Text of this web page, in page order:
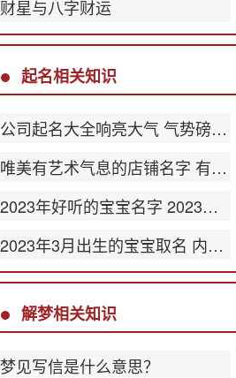
财星与八字财运
起名相关知识
公司起名大全响亮大气 气势磅礴公司名称
唯美有艺术气息的店铺名字 有韵味店名
2023年好听的宝宝名字 2023最新版名字大全
2023年3月出生的宝宝取名 内涵丰富的名字
解梦相关知识
梦见写信是什么意思？